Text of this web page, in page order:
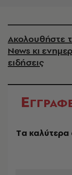
Ακολουθήστε
News κι
ειδήσεις
Ε
Tα καλύτερα